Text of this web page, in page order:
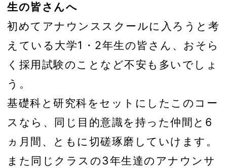
生の皆さんへ
初めてアナウンススクールに入ろうと考
えている大学1・2年生の皆さん、おそら
く採用試験のことなど不安も多いでしょ
う。
基礎科と研究科をセットにしたこのコー
スなら、同じ目的意識を持った仲間と6
ヵ月間、ともに切磋琢磨していけます。
また同じクラスの3年生達のアナウンサ